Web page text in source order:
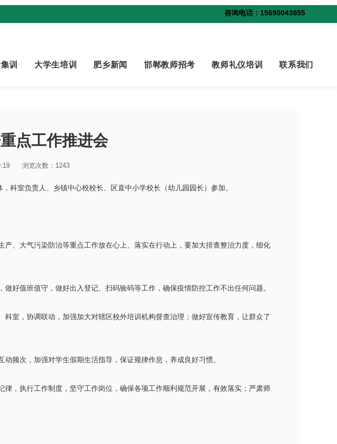
咨询电话：15690043855
训 大学生培训 肥乡新闻 邯郸教师招考 教师礼仪培训 联系我们
点工作推进会
浏览次数：1243
科室负责人、乡镇中心校校长、区直中小学校长（幼儿园园长）参加。
、大气污染防治等重点工作放在心上、落实在行动上，要加大排查整治力度，细化
好值班值守，做好出入登记、扫码验码等工作，确保疫情防控工作不出任何问题。
室，协调联动，加强加大对辖区校外培训机构督查治理；做好宣传教育，让群众了
频次，加强对学生假期生活指导，保证规律作息，养成良好习惯。
，执行工作制度，坚守工作岗位，确保各项工作顺利规范开展，有效落实；严肃师